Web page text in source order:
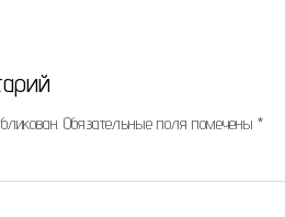
Обязательные поля помечены *